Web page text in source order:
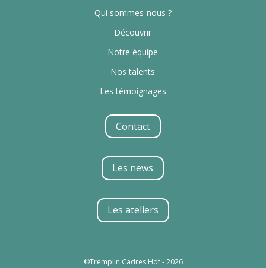
Qui sommes-nous ?
Découvrir
Notre équipe
Nos talents
Les témoignages
Contact
Les news
Les ateliers
©Tremplin Cadres Hdf - 2026